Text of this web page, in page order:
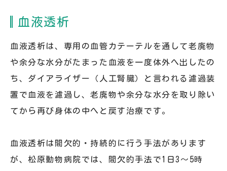
血液透析
血液透析は、専用の血管カテーテルを通して老廃物
や余分な水分がたまった血液を一度体外へ出したの
ち、ダイアライザー（人工腎臓）と言われる濾過装
置で血液を濾過し、老廃物や余分な水分を取り除い
てから再び身体の中へと戻す治療です。
血液透析は間欠的・持続的に行う手法があります
が、松原動物病院では、間欠的手法で1日3〜5時